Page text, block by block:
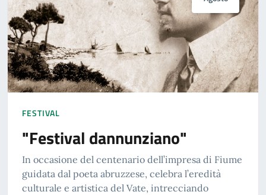
FESTIVAL
"Festival dannunziano"
In occasione del centenario dell’impresa di Fiume
guidata dal poeta abruzzese, celebra l’eredità
culturale e artistica del Vate, intrecciando